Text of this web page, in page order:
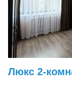
Люкс 2-